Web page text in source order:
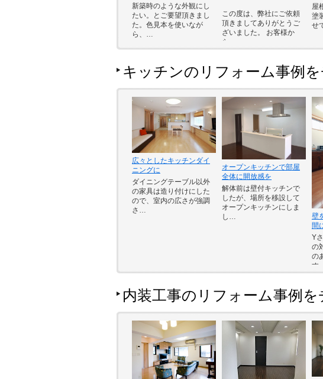
新築時のような外観にし
たい。とご要望頂きまし
た。色見本を使いなが
ら、…
この度は、弊社にご依頼
頂きましてありがとうご
ざいました。 お客様か
ら…
屋
塗
せ
キッチンのリフォーム事例
広々としたキッチンダイ
ニングに
ダイニングテーブル以外
の家具は造り付けにした
ので、室内の広さが強調
さ…
オープンキッチンで部屋
全体に開放感を
解体前は壁付キッチンで
したが、場所を移設して
オープンキッチンにしま
し…
壁
間
Y
の
の
す
内装工事のリフォーム事例を